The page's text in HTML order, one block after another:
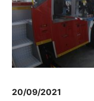
20/09/2021